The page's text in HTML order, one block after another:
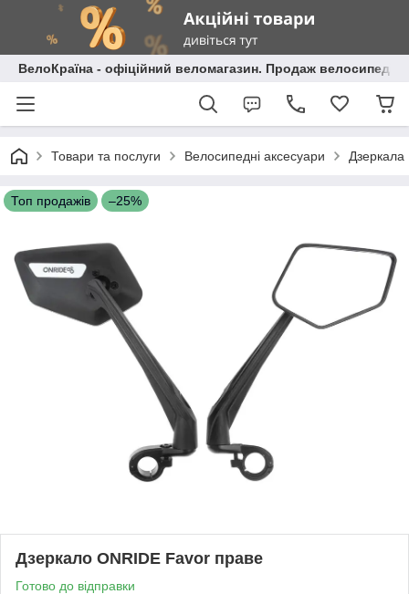
ВелоКраїна - офіційний веломагазин. Продаж велосипедів
Товари та послуги Велосипедні аксесуари Дзеркала
Топ продажів –25%
Дзеркало ONRIDE Favor праве
Готово до відправки